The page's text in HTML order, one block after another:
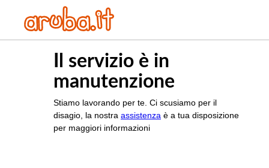
Il servizio è in
manutenzione
Stiamo lavorando per te. Ci scusiamo per il
disagio, la nostra assistenza è a tua disposizione
per maggiori informazioni